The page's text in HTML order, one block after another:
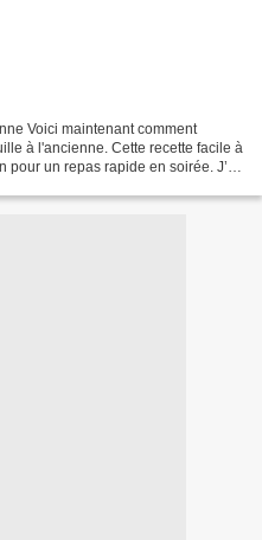
Voici maintenant comment
à l'ancienne. Cette recette facile à
un repas rapide en soirée. J’ai